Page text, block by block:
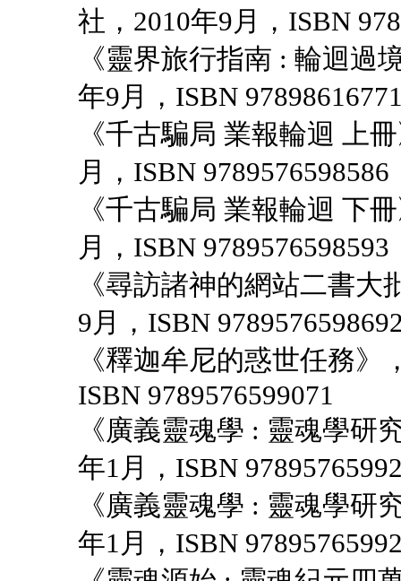
社，2010年9月，ISBN
《靈界旅行指南 : 輪迴過
年9月，ISBN
《千古騙局 業報輪迴 上
月，ISBN 9789576598586
《千古騙局 業報輪迴 下
月，ISBN 9789576598593
《尋訪諸神的網站二書
9月，ISBN
《釋迦牟尼的惑世任務
ISBN 9789576599071
《廣義靈魂學 : 靈魂學研
年1月，ISBN
《廣義靈魂學 : 靈魂學研
年1月，ISBN